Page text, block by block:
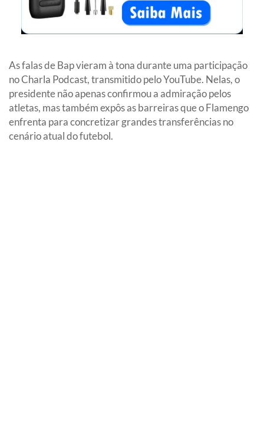
As falas de Bap vieram à tona durante uma participação
no Charla Podcast, transmitido pelo YouTube. Nelas, o
presidente não apenas confirmou a admiração pelos
atletas, mas também expôs as barreiras que o Flamengo
enfrenta para concretizar grandes transferências no
cenário atual do futebol.